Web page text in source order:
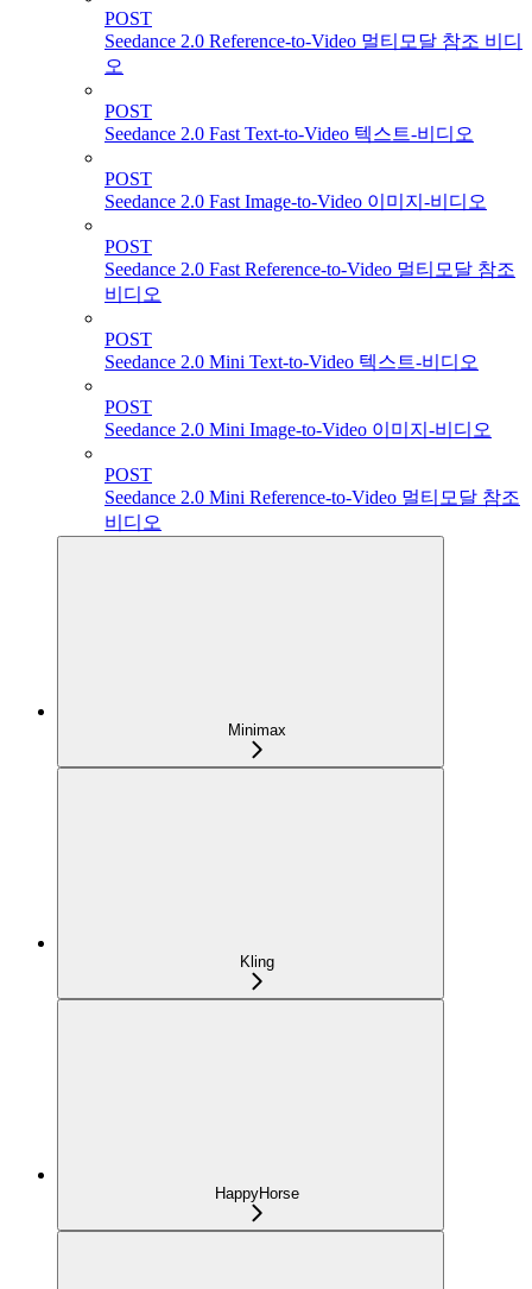
POST
Seedance 2.0 Reference-to-Video 멀티모달 참조 비디
오
POST
Seedance 2.0 Fast Text-to-Video 텍스트-비디오
POST
Seedance 2.0 Fast Image-to-Video 이미지-비디오
POST
Seedance 2.0 Fast Reference-to-Video 멀티모달 참조
비디오
POST
Seedance 2.0 Mini Text-to-Video 텍스트-비디오
POST
Seedance 2.0 Mini Image-to-Video 이미지-비디오
POST
Seedance 2.0 Mini Reference-to-Video 멀티모달 참조
비디오
Minimax
Kling
HappyHorse